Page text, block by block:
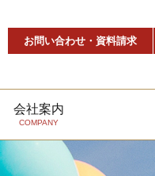
お問い合わせ・資料請求
力会 よくあるご質問
会社案内
COMPANY
対応エリア